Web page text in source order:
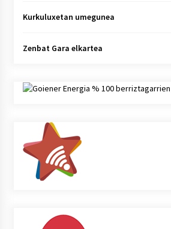
Kurkuluxetan umegunea
Zenbat Gara elkartea